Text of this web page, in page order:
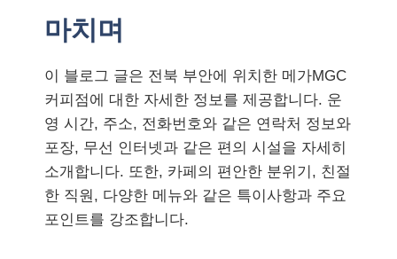
마치며
이 블로그 글은 전북 부안에 위치한 메가MGC
커피점에 대한 자세한 정보를 제공합니다. 운
영 시간, 주소, 전화번호와 같은 연락처 정보와
포장, 무선 인터넷과 같은 편의 시설을 자세히
소개합니다. 또한, 카페의 편안한 분위기, 친절
한 직원, 다양한 메뉴와 같은 특이사항과 주요
포인트를 강조합니다.